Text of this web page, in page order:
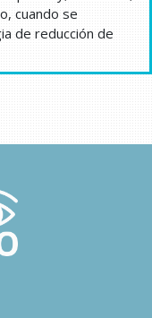
cuando se
de reducción de